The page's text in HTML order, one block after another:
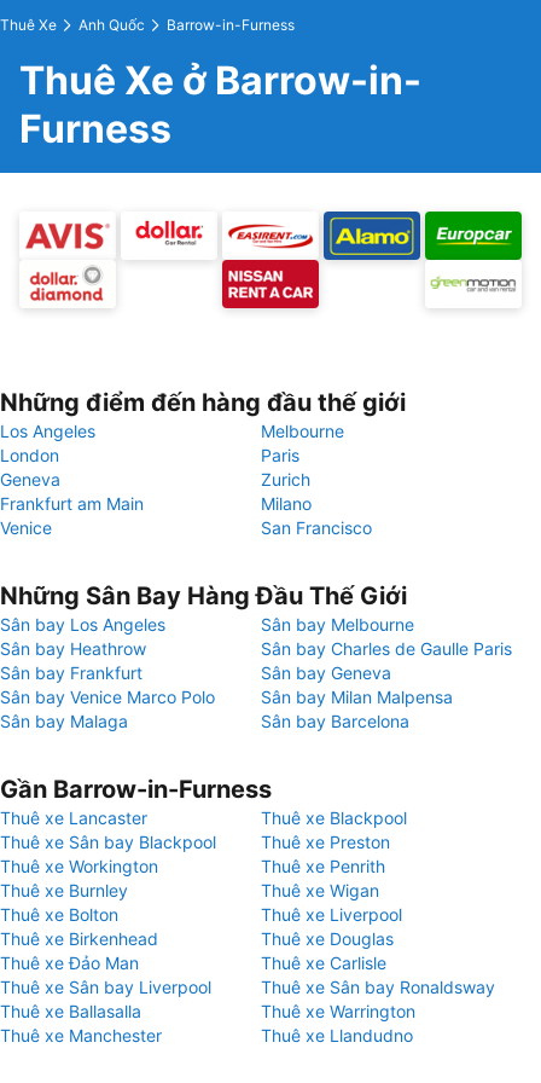
Thuê Xe Anh Quốc Barrow-in-Furness
Thuê Xe ở Barrow-in-
Furness
Những điểm đến hàng đầu thế giới
Los Angeles
Melbourne
London
Paris
Geneva
Zurich
Frankfurt am Main
Milano
Venice
San Francisco
Những Sân Bay Hàng Đầu Thế Giới
Sân bay Los Angeles
Sân bay Melbourne
Sân bay Heathrow
Sân bay Charles de Gaulle Paris
Sân bay Frankfurt
Sân bay Geneva
Sân bay Venice Marco Polo
Sân bay Milan Malpensa
Sân bay Malaga
Sân bay Barcelona
Gần Barrow-in-Furness
Thuê xe Lancaster
Thuê xe Blackpool
Thuê xe Sân bay Blackpool
Thuê xe Preston
Thuê xe Workington
Thuê xe Penrith
Thuê xe Burnley
Thuê xe Wigan
Thuê xe Bolton
Thuê xe Liverpool
Thuê xe Birkenhead
Thuê xe Douglas
Thuê xe Đảo Man
Thuê xe Carlisle
Thuê xe Sân bay Liverpool
Thuê xe Sân bay Ronaldsway
Thuê xe Ballasalla
Thuê xe Warrington
Thuê xe Manchester
Thuê xe Llandudno